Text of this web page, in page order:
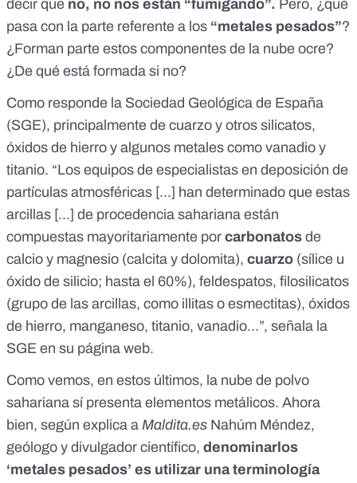
decir que no, no nos están “fumigando”. Pero, ¿qué
pasa con la parte referente a los “metales pesados”?
¿Forman parte estos componentes de la nube ocre?
¿De qué está formada si no?
Como responde la Sociedad Geológica de España
(SGE), principalmente de cuarzo y otros silicatos,
óxidos de hierro y algunos metales como vanadio y
titanio. “Los equipos de especialistas en deposición de
partículas atmosféricas [...] han determinado que estas
arcillas [...] de procedencia sahariana están
compuestas mayoritariamente por carbonatos de
calcio y magnesio (calcita y dolomita), cuarzo (sílice u
óxido de silicio; hasta el 60%), feldespatos, filosilicatos
(grupo de las arcillas, como illitas o esmectitas), óxidos
de hierro, manganeso, titanio, vanadio…”, señala la
SGE en su página web.
Como vemos, en estos últimos, la nube de polvo
sahariana sí presenta elementos metálicos. Ahora
bien, según explica a Maldita.es Nahúm Méndez,
geólogo y divulgador científico, denominarlos
‘metales pesados’ es utilizar una terminología